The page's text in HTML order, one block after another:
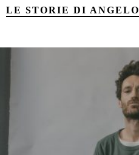
LE STORIE DI ANGELO